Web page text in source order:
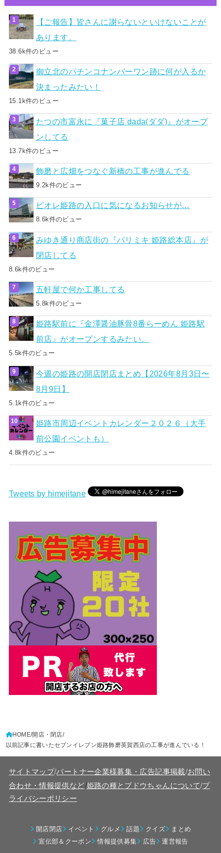
【ご報告】皆さんに謝らないといけないことが
あります。
38.6k件のビュー
御立北のパチンコナンバーワン跡に何が入るか
決まったみたい！
15.1k件のビュー
たつの市富永に『菓子店 dada(ダダ)』がオープ
ンしてる
13.7k件のビュー
飾磨と広畑をつなぐ新橋の工事が進んでる
9.2k件のビュー
ピオレ姫路の入口に気になるお知らせが…
8.6k件のビュー
みゆき通り商店街の『パリミキ 姫路総本店』が
閉店してる
8.6k件のビュー
五軒屋で何か工事してる
5.8k件のビュー
姫路駅前に『金澤醤油豚骨8番らーめん 姫路駅
前店』がオープンするみたい。
5.5k件のビュー
今週の姫路の開店閉店まとめ【2026年8月3日〜
8月9日】
5.1k件のビュー
姫路市周辺イベントカレンダー２０２６（大手
前公園イベントも）
4.8k件のビュー
Tweets by himejitane
HOME 開店・閉店
以前記事に書いたセブンイレブン姫路飾磨英賀西店の工事が進んでいる！
サイトマップ/パートナー企業様募集・広告記事掲載/お問い
合わせ・情報提供など/姫路の種とブドウちゃんについて/プ
ライバシーポリシー
開店閉店 イベント グルメ 話題 クイズ
まとめ
宣伝部＆クーポン
情報提供募集 広告 運営報告